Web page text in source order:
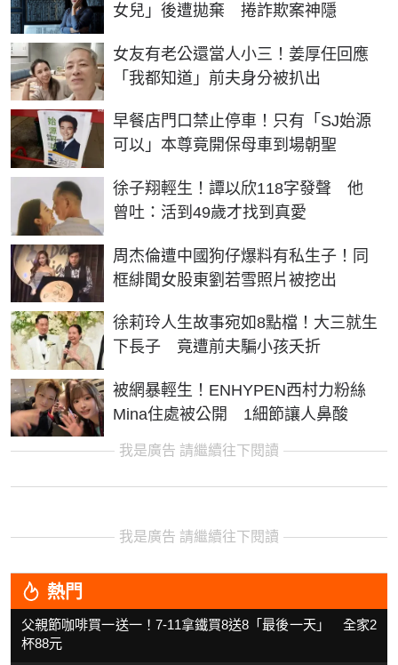
女兒」後遭拋棄 捲詐欺案神隱
女友有老公還當人小三！姜厚任回應
「我都知道」前夫身分被扒出
早餐店門口禁止停車！只有「SJ始源
可以」本尊竟開保母車到場朝聖
徐子翔輕生！譚以欣118字發聲 他
曾吐：活到49歲才找到真愛
周杰倫遭中國狗仔爆料有私生子！同
框緋聞女股東劉若雪照片被挖出
徐莉玲人生故事宛如8點檔！大三就生
下長子 竟遭前夫騙小孩夭折
被網暴輕生！ENHYPEN西村力粉絲
Mina住處被公開 1細節讓人鼻酸
我是廣告 請繼續往下閱讀
我是廣告 請繼續往下閱讀
熱門
父親節咖啡買一送一！7-11拿鐵買8送8「最後一天」 全家2
杯88元